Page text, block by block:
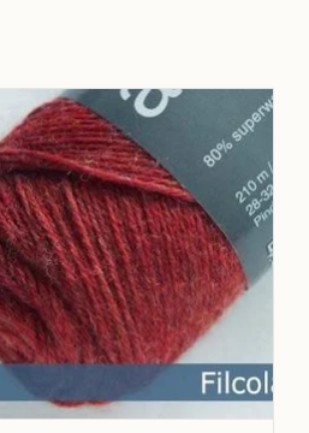
Filcolana Filcolana Arwetta -
Chrysanthemum 810
TOEVOEGEN AAN WINKELWAGEN